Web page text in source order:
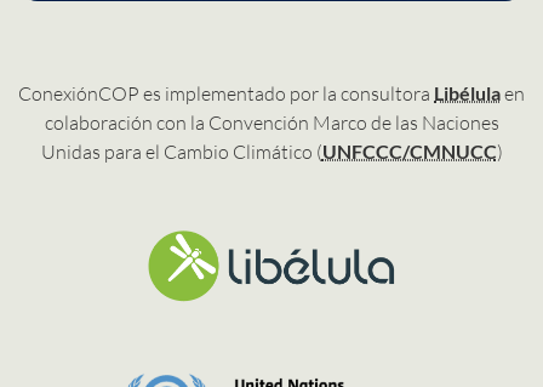
ConexiónCOP es implementado por la consultora Libélulaen
colaboración con la Convención Marco de las Naciones
Unidas para el Cambio Climático (UNFCCC/CMNUCC)